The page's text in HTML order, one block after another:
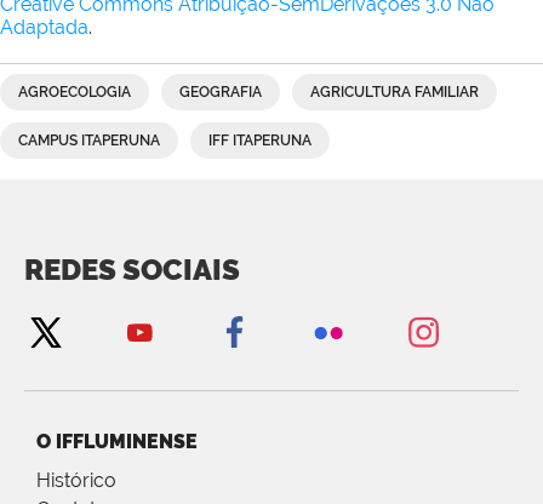
Adaptada.
AGROECOLOGIA GEOGRAFIA AGRICULTURA FAMILIAR
CAMPUS ITAPERUNA IFF ITAPERUNA
REDES SOCIAIS
O IFFLUMINENSE
Histórico